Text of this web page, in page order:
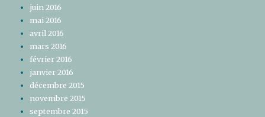
juin 2016
mai 2016
avril 2016
mars 2016
février 2016
janvier 2016
décembre 2015
novembre 2015
septembre 2015